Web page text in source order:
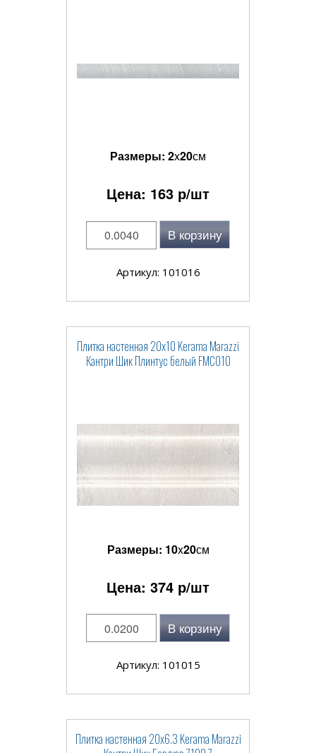
Размеры: 2x20см
Цена: 163 р/шт
В корзину
Артикул: 101016
Плитка настенная 20x10 Kerama Marazzi
Кантри Шик Плинтус белый FMC010
Размеры: 10x20см
Цена: 374 р/шт
В корзину
Артикул: 101015
Плитка настенная 20x6.3 Kerama Marazzi